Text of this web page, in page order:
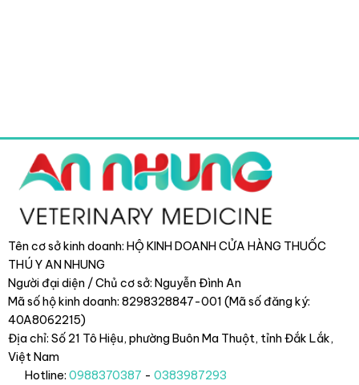
Tên cơ sở kinh doanh: HỘ KINH DOANH CỬA HÀNG THUỐC
THÚ Y AN NHUNG
Người đại diện / Chủ cơ sở: Nguyễn Đình An
Mã số hộ kinh doanh: 8298328847-001 (Mã số đăng ký:
40A8062215)
Địa chỉ: Số 21 Tô Hiệu, phường Buôn Ma Thuột, tỉnh Đắk Lắk,
Việt Nam
Hotline: 0988370387 - 0383987293